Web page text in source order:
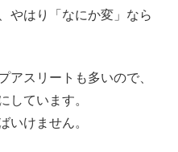
やはり「なにか変」なら
アスリートも多いので、
しています。
いけません。